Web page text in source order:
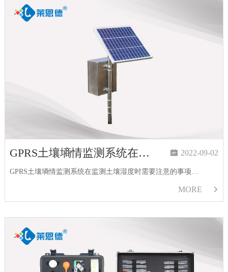
GPRS土壤墒情监测系统在监测土壤湿度时需要注意的事项  2022-09-02
GPRS土壤墒情监测系统在监测土壤湿度时需要注意的事项…
MORE 